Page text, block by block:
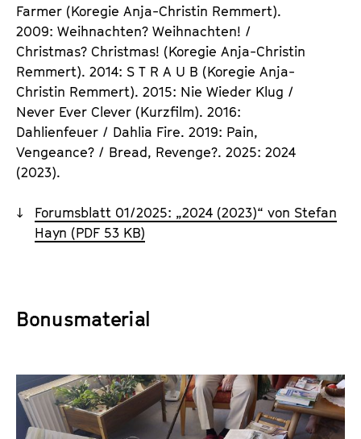
Farmer (Koregie Anja-Christin Remmert).
2009: Weihnachten? Weihnachten! /
Christmas? Christmas! (Koregie Anja-Christin
Remmert). 2014: S T R A U B (Koregie Anja-
Christin Remmert). 2015: Nie Wieder Klug /
Never Ever Clever (Kurzfilm). 2016:
Dahlienfeuer / Dahlia Fire. 2019: Pain,
Vengeance? / Bread, Revenge?. 2025: 2024
(2023).
Forumsblatt 01/2025: „2024 (2023)“ von Stefan
Hayn (PDF 53 KB)
Bonusmaterial
n